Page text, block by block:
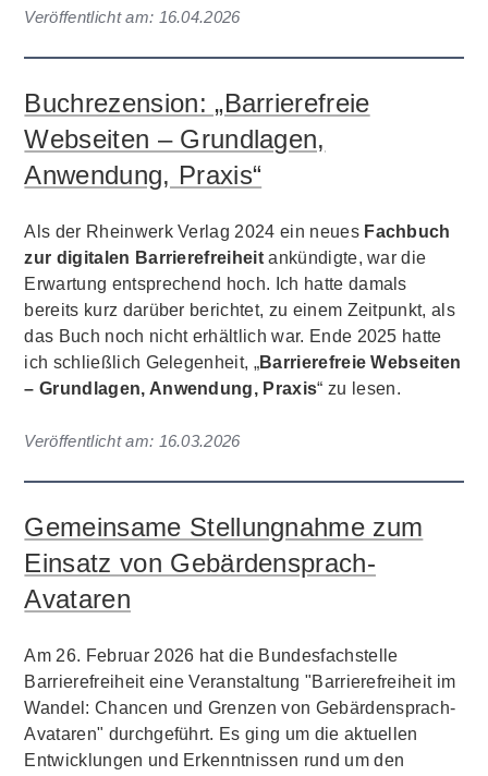
Veröffentlicht am: 16.04.2026
Buchrezension: „Barrierefreie
Webseiten – Grundlagen,
Anwendung, Praxis“
Als der Rheinwerk Verlag 2024 ein neues Fachbuch
zur digitalen Barrierefreiheit ankündigte, war die
Erwartung entsprechend hoch. Ich hatte damals
bereits kurz darüber berichtet, zu einem Zeitpunkt, als
das Buch noch nicht erhältlich war. Ende 2025 hatte
ich schließlich Gelegenheit, „Barrierefreie Webseiten
– Grundlagen, Anwendung, Praxis“ zu lesen.
Veröffentlicht am: 16.03.2026
Gemeinsame Stellungnahme zum
Einsatz von Gebärdensprach-
Avataren
Am 26. Februar 2026 hat die Bundesfachstelle
Barrierefreiheit eine Veranstaltung "Barrierefreiheit im
Wandel: Chancen und Grenzen von Gebärdensprach-
Avataren" durchgeführt. Es ging um die aktuellen
Entwicklungen und Erkenntnissen rund um den